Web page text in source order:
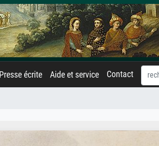
Presse écrite Aide et service Contact